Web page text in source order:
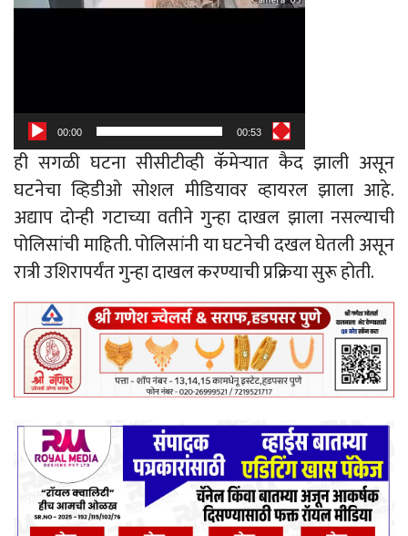
00:00 00:53
ही सगळी घटना सीसीटीव्ही कॅमेऱ्यात कैद झाली असून
घटनेचा व्हिडीओ सोशल मीडियावर व्हायरल झाला आहे.
अद्याप दोन्ही गटाच्या वतीने गुन्हा दाखल झाला नसल्याची
पोलिसांची माहिती. पोलिसांनी या घटनेची दखल घेतली असून
रात्री उशिरापर्यंत गुन्हा दाखल करण्याची प्रक्रिया सुरू होती.